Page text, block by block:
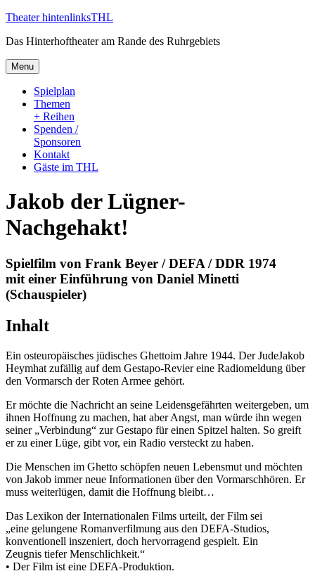
Skip
content
Theater hintenlinksTHL
Das Hinterhoftheater am Rande des Ruhrgebiets
Menu
Spielplan
Themen
+ Reihen
Spenden /
Sponsoren
Kontakt
Gäste im THL
Jakob der Lügner-
Nachgehakt!
Spielfilm von Frank Beyer / DEFA / DDR 1974
mit einer Einführung von Daniel Minetti
(Schauspieler)
Inhalt
Ein osteuropäisches jüdisches Ghettoim Jahre 1944. Der JudeJakob
Heymhat zufällig auf dem Gestapo-Revier eine Radiomeldung über
den Vormarsch der Roten Armee gehört.
Er möchte die Nachricht an seine Leidensgefährten weitergeben, um
ihnen Hoffnung zu machen, hat aber Angst, man würde ihn wegen
seiner „Verbindung“ zur Gestapo für einen Spitzel halten. So greift
er zu einer Lüge, gibt vor, ein Radio versteckt zu haben.
Die Menschen im Ghetto schöpfen neuen Lebensmut und möchten
von Jakob immer neue Informationen über den Vormarschhören. Er
muss weiterlügen, damit die Hoffnung bleibt…
Das Lexikon der Internationalen Films urteilt, der Film sei
„eine gelungene Romanverfilmung aus den DEFA-Studios,
konventionell inszeniert, doch hervorragend gespielt. Ein
Zeugnis tiefer Menschlichkeit.“
• Der Film ist eine DEFA-Produktion.